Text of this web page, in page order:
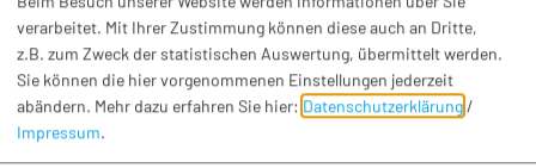
Nachname*
E-Mail*
verarbeitet. Mit Ihrer Zustimmung können diese auch an Dritte,
z.B. zum Zweck der statistischen Auswertung, übermittelt werden.
Sie können die hier vorgenommenen Einstellungen jederzeit
abändern. Mehr dazu erfahren Sie hier: Datenschutzerklärung/
Impressum.